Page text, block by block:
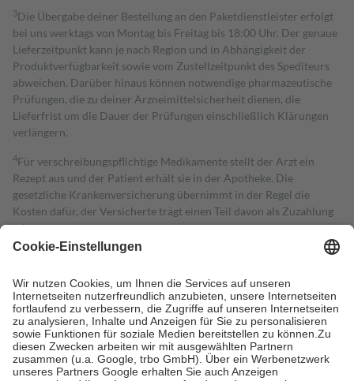
3Die Übergabe deiner Bestellung an den Paketdienstleister erfolgt
bei uns werktags von Montag bis Freitag bis 18:00 Uhr. Der genaue
Lieferzeitpunkt kann je nach Region und in Abhängigkeit der
Produktverfügbarkeit sowie vom Zustellzeitpunkt des Spediteurs
abweichen. Darüber hinaus können notwendige pharmazeutische
Prüfungen, die zu deiner Arzneimittelsicherheit dienen, die
Lieferfrist um die Dauer der Prüfungen einschließlich Klärungen
verlängern.
4Für verschreibungspflichtige Medikamente stellt der Arzt ein
Rezept aus und der Patient erhält sie in der Apotheke. Die
gesetzliche Krankenversicherung übernimmt in der Regel die
Kosten dafür, der Versicherte trägt einen Teil davon als Zuzahlung
mit.
Grundsätzlich leisten Mitglieder Zuzahlungen in Höhe von zehn
höchstens zehn Euro.
Es sind jedoch nie mehr als die tatsächlichen
Kosten der Leistung zu entrichten.
Diese Regeln gelten grundsätzlich auch für Online-Apotheken.
Bei Heilmitteln und häuslicher Krankenpflege beträgt die
Zuzahlung zehn Prozent der Kosten sowie zehn Euro je
Verordnung.
Um das Engagement der Versicherten für ihre eigene Gesundheit zu